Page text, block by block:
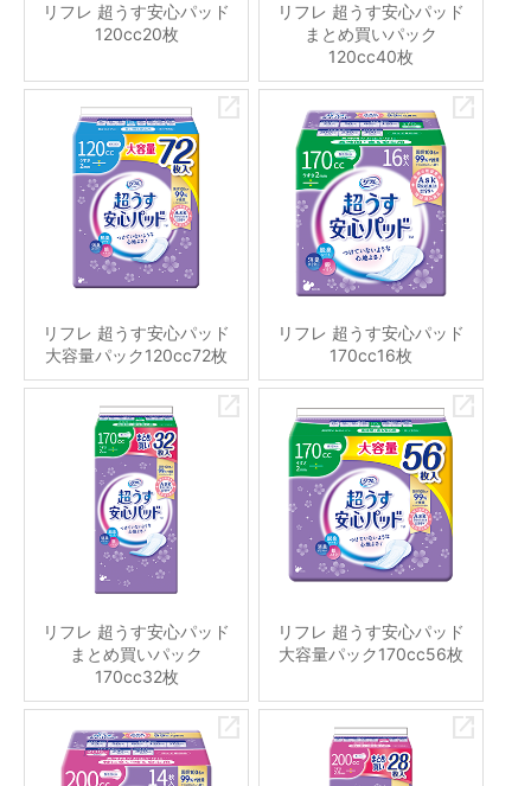
リフレ 超うす安心パッド
120cc20枚
リフレ 超うす安心パッド
まとめ買いパック
120cc40枚
リフレ 超うす安心パッド
大容量パック120cc72枚
リフレ 超うす安心パッド
170cc16枚
リフレ 超うす安心パッド
まとめ買いパック
170cc32枚
リフレ 超うす安心パッド
大容量パック170cc56枚